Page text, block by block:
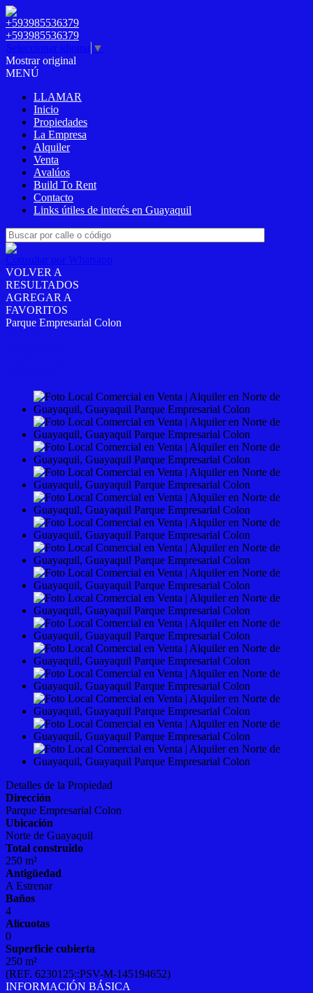
+593985536379
+593985536379
▼
Mostrar original
MENÚ
LLAMAR
Inicio
Propiedades
La Empresa
Alquiler
Venta
Avalúos
Build To Rent
Contacto
Links útiles de interés en Guayaquil
VOLVER A
RESULTADOS
AGREGAR A
FAVORITOS
Parque Empresarial Colon
Detalles de la Propiedad
Dirección
Parque Empresarial Colon
Ubicación
Norte de Guayaquil
Total construido
250 m²
Antigüedad
A Estrenar
Baños
4
Alícuotas
0
Superficie cubierta
250 m²
(REF. 6230125::PSV-M-145194652)
INFORMACIÓN BÁSICA